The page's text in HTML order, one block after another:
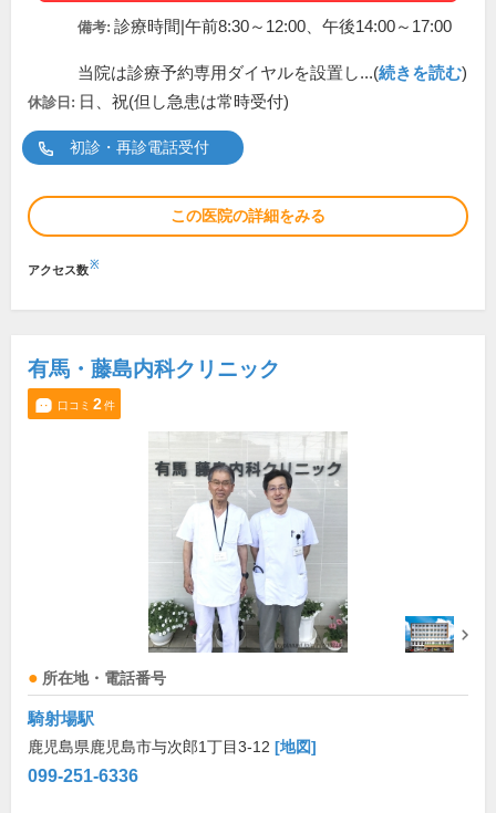
備考: 診療時間|午前8:30～12:00、午後14:00～17:00
当院は診療予約専用ダイヤルを設置し...(続きを読む)
休診日: 日、祝(但し急患は常時受付)
初診・再診電話受付
この医院の詳細をみる
アクセス数※
有馬・藤島内科クリニック
口コミ 2件
所在地・電話番号
騎射場駅
鹿児島県鹿児島市与次郎1丁目3-12 [地図]
099-251-6336